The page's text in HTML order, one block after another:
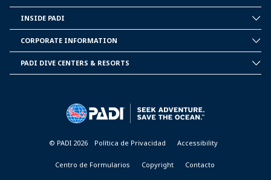
INSIDE PADI
CORPORATE INFORMATION
PADI DIVE CENTERS & RESORTS
© PADI 2026 Política de Privacidad Accessibility
Centro de Formularios Copyright Contacto